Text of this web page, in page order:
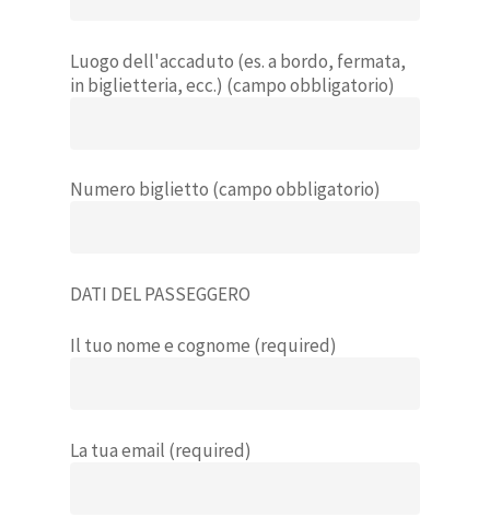
Luogo dell'accaduto (es. a bordo, fermata,
in biglietteria, ecc.) (campo obbligatorio)
Numero biglietto (campo obbligatorio)
DATI DEL PASSEGGERO
Il tuo nome e cognome (required)
La tua email (required)